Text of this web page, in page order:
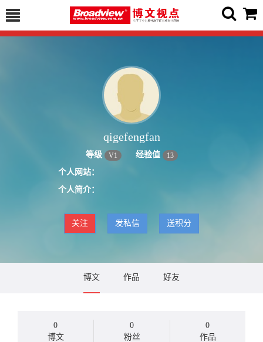
qigefengfan
等级 V1 经验值 13
个人网站：
个人简介：
关注 发私信 送积分
博文 作品 好友
0
博文
0
粉丝
0
作品